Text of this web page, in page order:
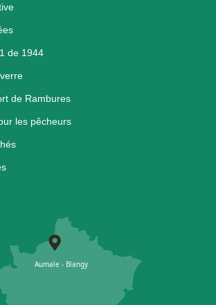
de 1944
de Rambures
les pêcheurs